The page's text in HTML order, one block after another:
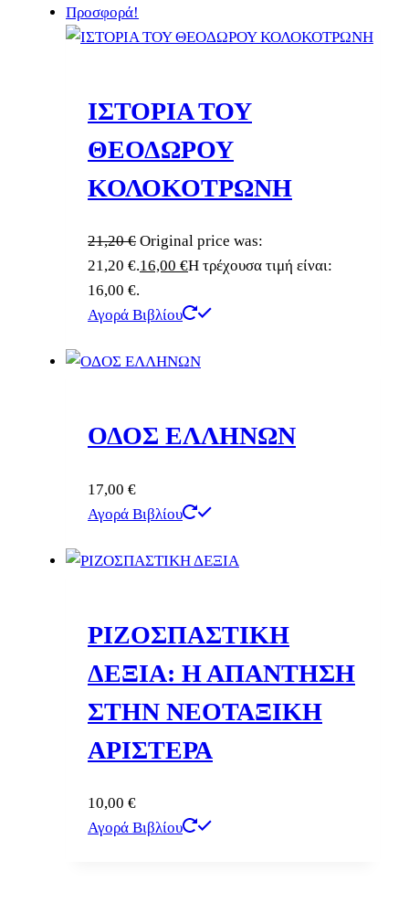
Προσφορά!
ΙΣΤΟΡΙΑ ΤΟΥ
ΘΕΟΔΩΡΟΥ
ΚΟΛΟΚΟΤΡΩΝΗ
21,20€ Original price was:
21,20 €.16,00 €Η τρέχουσα τιμή είναι:
16,00 €.
Αγορά Βιβλίου
ΟΔΟΣ ΕΛΛΗΝΩΝ
17,00 €
Αγορά Βιβλίου
ΡΙΖΟΣΠΑΣΤΙΚΗ
ΔΕΞΙΑ: Η ΑΠΑΝΤΗΣΗ
ΣΤΗΝ ΝΕΟΤΑΞΙΚΗ
ΑΡΙΣΤΕΡΑ
10,00 €
Αγορά Βιβλίου